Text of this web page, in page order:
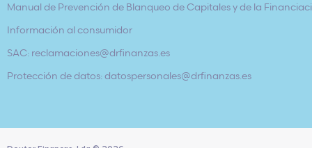
Manual de Prevención de Blanqueo de Capitales y de la
Información al consumidor
SAC: reclamaciones@drfinanzas.es
Protección de datos: datospersonales@drfinanzas.es